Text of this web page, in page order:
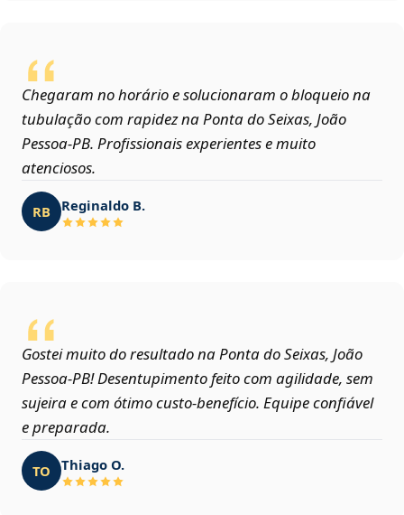
Chegaram no horário e solucionaram o bloqueio na
tubulação com rapidez na Ponta do Seixas, João
Pessoa‑PB. Profissionais experientes e muito
atenciosos.
RB Reginaldo B.
Gostei muito do resultado na Ponta do Seixas, João
Pessoa‑PB! Desentupimento feito com agilidade, sem
sujeira e com ótimo custo-benefício. Equipe confiável
e preparada.
TO Thiago O.